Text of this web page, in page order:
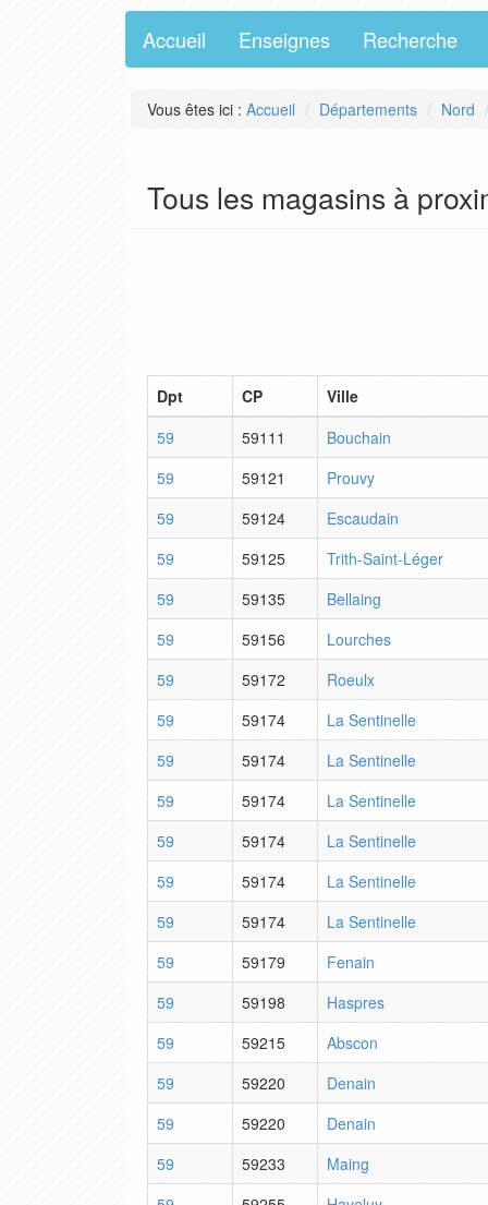
Accueil Enseignes Recherche
Vous êtes ici : Accueil Départements Nord
Tous les magasins à
Dpt CP
Ville
59
59111
Bouchain
59
59121
Prouvy
59
59124
Escaudain
59
59125
Trith-Saint-Léger
59
59135
Bellaing
59
59156
Lourches
59
59172
Roeulx
59
59174
La Sentinelle
59
59174
La Sentinelle
59
59174
La Sentinelle
59
59174
La Sentinelle
59
59174
La Sentinelle
59
59174
La Sentinelle
59
59179
Fenain
59
59198
Haspres
59
59215
Abscon
59
59220
Denain
59
59220
Denain
59
59233
Maing